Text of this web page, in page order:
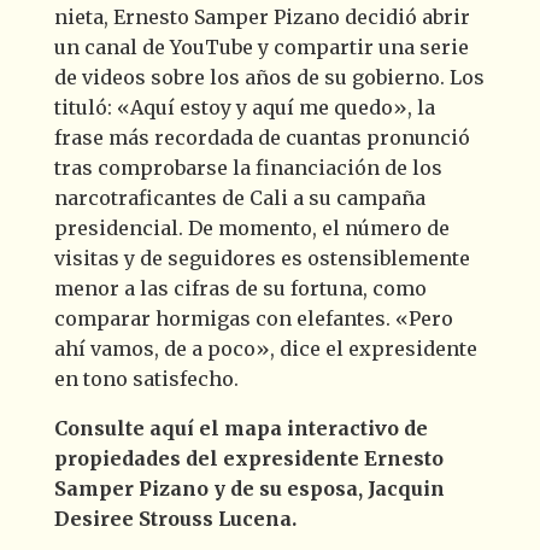
nieta, Ernesto Samper Pizano decidió abrir
un canal de YouTube y compartir una serie
de videos sobre los años de su gobierno. Los
tituló: «Aquí estoy y aquí me quedo», la
frase más recordada de cuantas pronunció
tras comprobarse la financiación de los
narcotraficantes de Cali a su campaña
presidencial. De momento, el número de
visitas y de seguidores es ostensiblemente
menor a las cifras de su fortuna, como
comparar hormigas con elefantes. «Pero
ahí vamos, de a poco», dice el expresidente
en tono satisfecho.
Consulte aquí el mapa interactivo de
propiedades del expresidente Ernesto
Samper Pizano y de su esposa, Jacquin
Desiree Strouss Lucena.